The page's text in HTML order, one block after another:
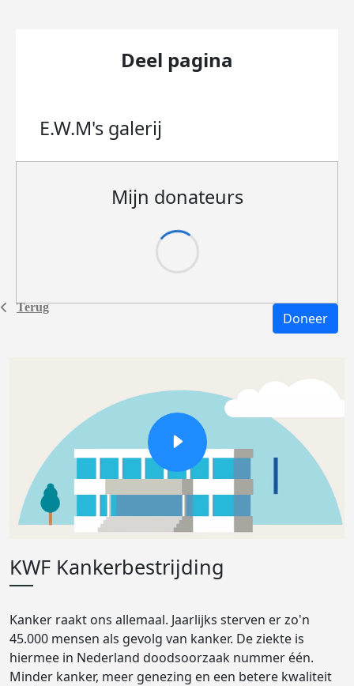
Terug
Deel pagina
E.W.M's galerij
Mijn donateurs
Doneer
KWF Kankerbestrijding
Kanker raakt ons allemaal. Jaarlijks sterven er zo'n
45.000 mensen als gevolg van kanker. De ziekte is
hiermee in Nederland doodsoorzaak nummer één.
Minder kanker, meer genezing en een betere kwaliteit